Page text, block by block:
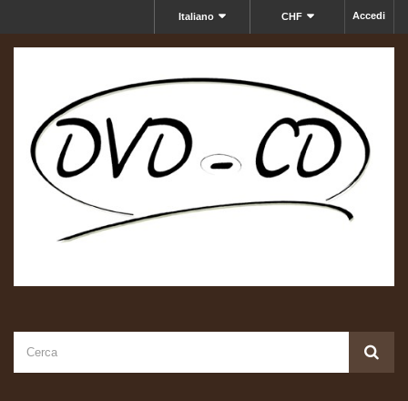
Accedi
CHF
Italiano